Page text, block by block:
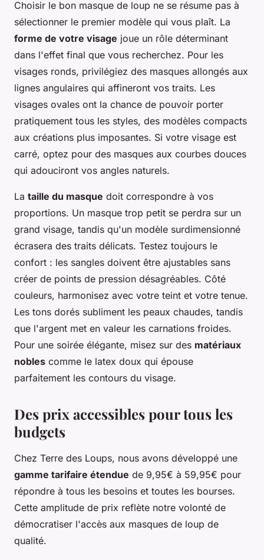
Choisir le bon masque de loup ne se résume pas à
sélectionner le premier modèle qui vous plaît. La
forme de votre visage joue un rôle déterminant
dans l'effet final que vous recherchez. Pour les
visages ronds, privilégiez des masques allongés aux
lignes angulaires qui affineront vos traits. Les
visages ovales ont la chance de pouvoir porter
pratiquement tous les styles, des modèles compacts
aux créations plus imposantes. Si votre visage est
carré, optez pour des masques aux courbes douces
qui adouciront vos angles naturels.
La taille du masque doit correspondre à vos
proportions. Un masque trop petit se perdra sur un
grand visage, tandis qu'un modèle surdimensionné
écrasera des traits délicats. Testez toujours le
confort : les sangles doivent être ajustables sans
créer de points de pression désagréables. Côté
couleurs, harmonisez avec votre teint et votre tenue.
Les tons dorés subliment les peaux chaudes, tandis
que l'argent met en valeur les carnations froides.
Pour une soirée élégante, misez sur des matériaux
nobles comme le latex doux qui épouse
parfaitement les contours du visage.
Des prix accessibles pour tous les
budgets
Chez Terre des Loups, nous avons développé une
gamme tarifaire étendue de 9,95€ à 59,95€ pour
répondre à tous les besoins et toutes les bourses.
Cette amplitude de prix reflète notre volonté de
démocratiser l'accès aux masques de loup de
qualité.